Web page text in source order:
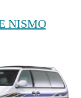
NISMO